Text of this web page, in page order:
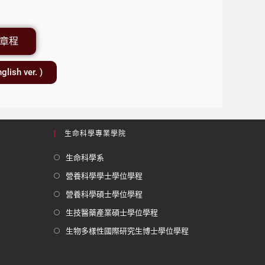
程
ver. )
生命科學專業學院
生命科學系
營養科學學士學位學程
營養科學碩士學位學程
生技醫藥產業碩士學位學程
生物多樣性國際研究生博士學位學程